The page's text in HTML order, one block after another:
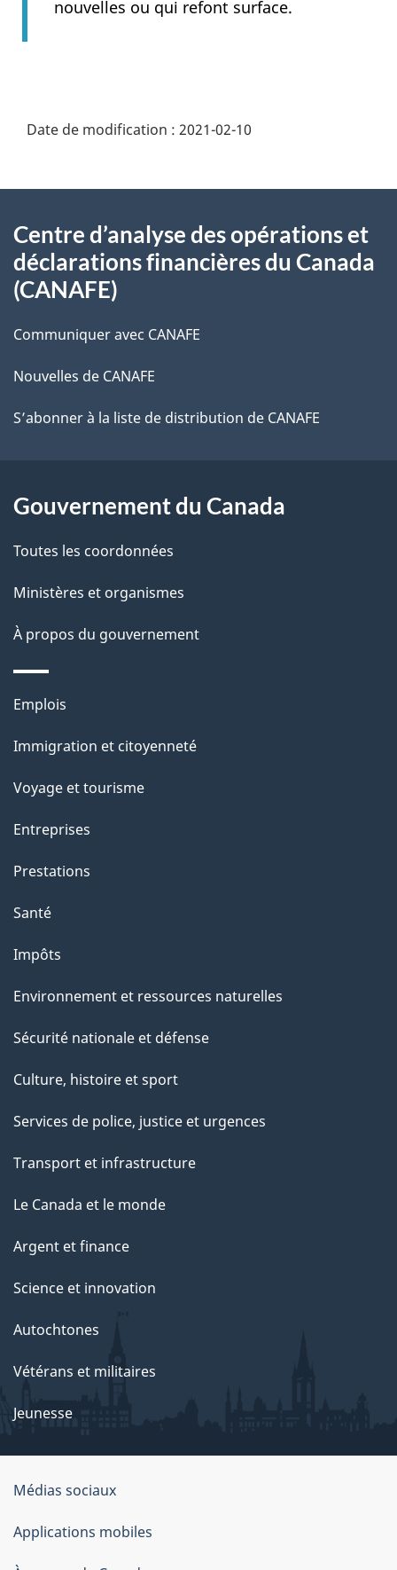
nouvelles ou qui refont surface.
Date de modification : 2021-02-10
propos
de
ce
Centre d’analyse des opérations et
déclarations financières du Canada
(CANAFE)
Communiquer avec CANAFE
Nouvelles de CANAFE
S’abonner à la liste de distribution de CANAFE
Gouvernement du Canada
Toutes les coordonnées
Ministères et organismes
À propos du gouvernement
Thèmes
sujets
Emplois
Immigration et citoyenneté
Voyage et tourisme
Entreprises
Prestations
Santé
Impôts
Environnement et ressources naturelles
Sécurité nationale et défense
Culture, histoire et sport
Services de police, justice et urgences
Transport et infrastructure
Le Canada et le monde
Argent et finance
Science et innovation
Autochtones
Vétérans et militaires
Jeunesse
Organisation
du
gouvernement
Médias sociaux
Applications mobiles